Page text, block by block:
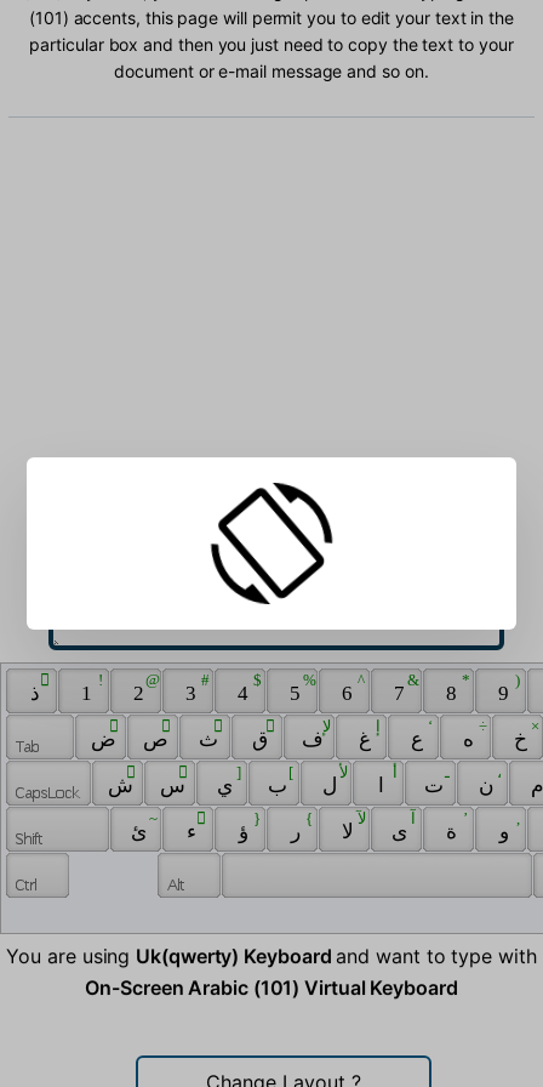
(101) accents, this page will permit you to edit your text in the
particular box and then you just need to copy the text to your
document or e-mail message and so on.
Type Arabic (101) characters into the box:
ذ
ّ
1
!
2
@
3
#
4
$
5
%
6
^
7
&
8
*
9
)
ض
َ
ص
ً
ث
ُ
ق
ٌ
ف
‘ ÷ ×
ش
ِ
س
ٍ
ي
]
ب
[
ل ت ن
،
~
ء
ْ }
ر
{ ’
You are using Uk(qwerty) Keyboard and want to type with
On-Screen Arabic (101) Virtual Keyboard
Change Layout ?